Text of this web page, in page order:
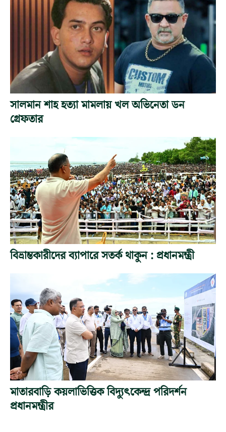
সালমান শাহ হত্যা মামলায় খল অভিনেতা ডন
গ্রেফতার
বিভ্রান্তকারীদের ব্যাপারে সতর্ক থাকুন : প্রধানমন্ত্রী
মাতারবাড়ি কয়লাভিত্তিক বিদ্যুৎকেন্দ্র পরিদর্শন
প্রধানমন্ত্রীর